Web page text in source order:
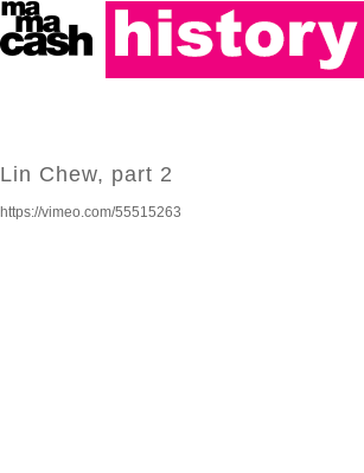
Lin Chew, part 2
https://vimeo.com/55515263